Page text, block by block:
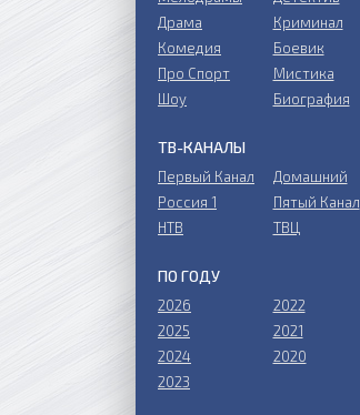
Драма
Комедия
Про Спорт
Шоу
Криминал
Боевик
Мистика
Биография
ТВ-КАНАЛЫ
Первый Канал
Россия 1
НТВ
Домашний
Пятый Канал
ТВЦ
ПО ГОДУ
2026
2025
2024
2023
2022
2021
2020